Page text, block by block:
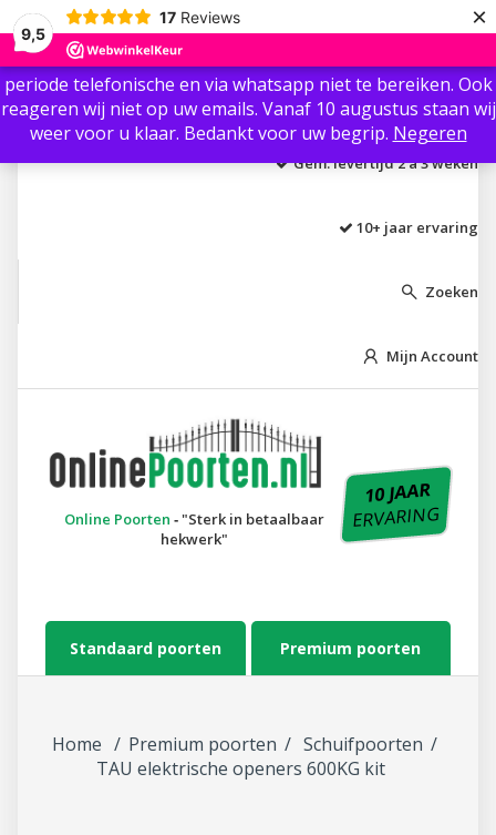
9,5
17 Reviews ×
Laagste prijs garantie
Gem. levertijd 2 á 3 weken
10+ jaar ervaring
 Zoeken
 Mijn Account
Online Poorten ‐ Sterk in betaalbaar
hekwerk
10 JAAR
ERVARING
Standaard poorten Premium poorten
Home Premium poorten
Schuifpoorten
TAU elektrische openers 600KG kit
Beste klant / gast, Ter info: Wij zijn vanaf 3 augustus t/m 8
augustus niet aanwezig i.v.m. vakantie.🏖 Wij zijn in die
periode telefonische en via whatsapp niet te bereiken. Ook
reageren wij niet op uw emails. Vanaf 10 augustus staan wij
weer voor u klaar. Bedankt voor uw begrip. Negeren